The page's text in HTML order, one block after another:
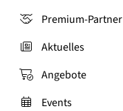
Premium-Partner
Aktuelles
Angebote
Events